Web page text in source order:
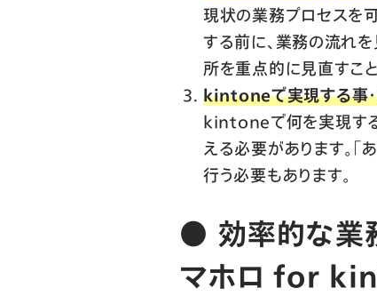
現状の業務プロセスを
する前に、業務の流れ
所を重点的に見直すこ
kintoneで実現する事
kintoneで何を実現する
える必要があります。
行う必要もあります。
● 効率的な業
マホロ for